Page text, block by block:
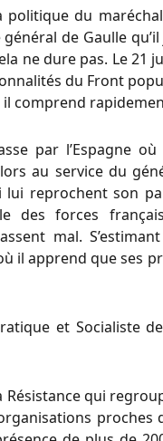
politique du
de Gaulle
ne dure pas. Le 21
du Front
comprend
par l’Espagne
au service du
reprochent son
des forces
mal.
il apprend que ses
et Socialiste
Résistance qui